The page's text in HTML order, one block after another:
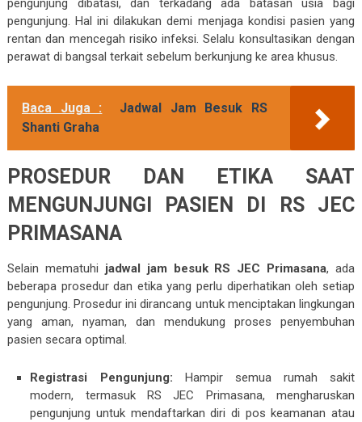
pengunjung dibatasi, dan terkadang ada batasan usia bagi
pengunjung. Hal ini dilakukan demi menjaga kondisi pasien yang
rentan dan mencegah risiko infeksi. Selalu konsultasikan dengan
perawat di bangsal terkait sebelum berkunjung ke area khusus.
Baca Juga :
Jadwal Jam Besuk RS
Shanti Graha
PROSEDUR DAN ETIKA SAAT
MENGUNJUNGI PASIEN DI RS JEC
PRIMASANA
Selain mematuhi jadwal jam besuk RS JEC Primasana, ada
beberapa prosedur dan etika yang perlu diperhatikan oleh setiap
pengunjung. Prosedur ini dirancang untuk menciptakan lingkungan
yang aman, nyaman, dan mendukung proses penyembuhan
pasien secara optimal.
Registrasi Pengunjung: Hampir semua rumah sakit
modern, termasuk RS JEC Primasana, mengharuskan
pengunjung untuk mendaftarkan diri di pos keamanan atau